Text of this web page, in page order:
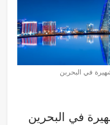
في البحربن
في البحرين